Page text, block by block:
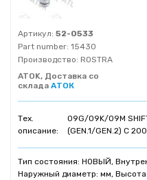
Артикул: 52-0533
Part number: 15430
Производство: ROSTRA
ATOK, Доставка со
склада АТОК
Тех.
описание:
09G/09K/09M
(GEN.1/GEN.2) C
Тип состояния: НОВЫЙ,
Наружный диаметр: мм,